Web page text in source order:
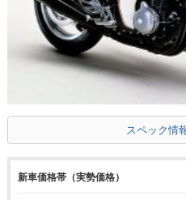
スペック情
新車価格帯（実勢価格）